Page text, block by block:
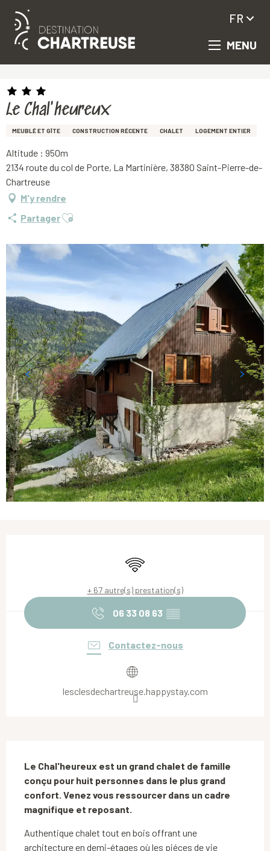
Aller
principal
MENU
FR
Le Chal'heureux
MEUBLÉ ET GÎTE CONSTRUCTION RÉCENTE CHALET LOGEMENT ENTIER
Altitude : 950m
2134 route du col de Porte, La Martinière, 38380 Saint-Pierre-de-
Chartreuse
M'y rendre
PartagerAjouter aux favoris
WiFi
+ 67 autre(s) prestation(s)
06 33 08 63 ▒▒
Contactez-nous
lesclesdechartreuse.happystay.com
Le Chal'heureux est un grand chalet de famille
conçu pour huit personnes dans le plus grand
confort. Venez vous ressourcer dans un cadre
magnifique et reposant.
Authentique chalet tout en bois offrant une
architecture en demi-étages où les piéces de vie